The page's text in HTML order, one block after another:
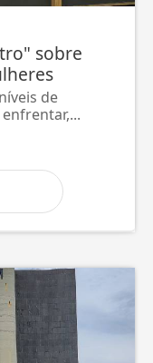
sobre
de